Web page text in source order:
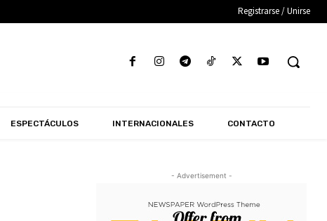
Registrarse / Unirse
ESPECTÁCULOS INTERNACIONALES CONTACTO
- Advertisement -